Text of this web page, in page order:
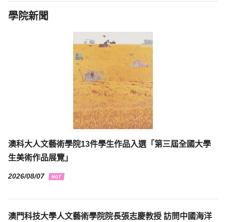
學院新聞
澳科大人文藝術學院13件學生作品入選「第三屆全國大學
生美術作品展覽」
2026/08/07
澳門科技大學人文藝術學院院長張志慶教授 訪問中國海洋